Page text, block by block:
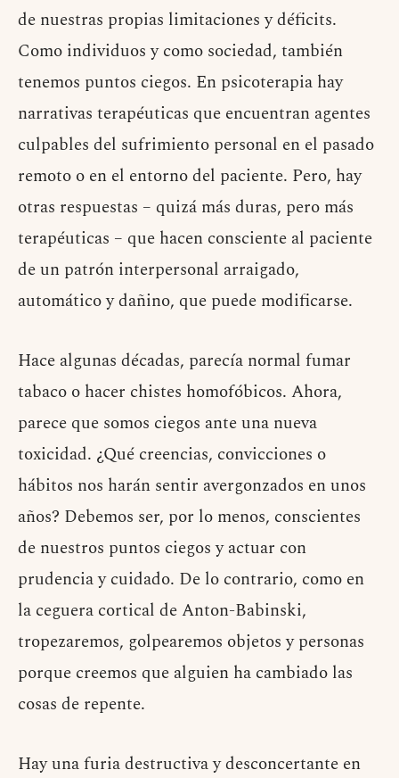
de nuestras propias limitaciones y déficits.
Como individuos y como sociedad, también
tenemos puntos ciegos. En psicoterapia hay
narrativas terapéuticas que encuentran agentes
culpables del sufrimiento personal en el pasado
remoto o en el entorno del paciente. Pero, hay
otras respuestas – quizá más duras, pero más
terapéuticas – que hacen consciente al paciente
de un patrón interpersonal arraigado,
automático y dañino, que puede modificarse.
Hace algunas décadas, parecía normal fumar
tabaco o hacer chistes homofóbicos. Ahora,
parece que somos ciegos ante una nueva
toxicidad. ¿Qué creencias, convicciones o
hábitos nos harán sentir avergonzados en unos
años? Debemos ser, por lo menos, conscientes
de nuestros puntos ciegos y actuar con
prudencia y cuidado. De lo contrario, como en
la ceguera cortical de Anton-Babinski,
tropezaremos, golpearemos objetos y personas
porque creemos que alguien ha cambiado las
cosas de repente.
Hay una furia destructiva y desconcertante en